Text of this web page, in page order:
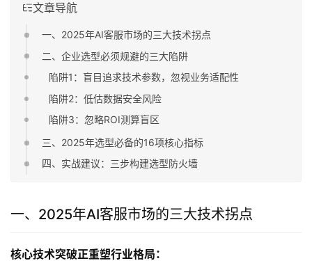
文章导航
一、2025年AI客服市场的三大技术拐点
二、企业选型必须规避的三大陷阱
陷阱1：盲目追求技术参数，忽视业务适配性
陷阱2：低估数据安全风险
陷阱3：忽略ROI测算盲区
三、2025年选型必备的16项核心指标
四、实战建议：三步构建选型防火墙
一、2025年AI客服市场的三大技术拐点
核心技术突破正重塑行业格局：